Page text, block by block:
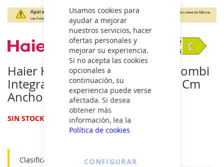
Usamos cookies para
ayudar a mejorar
nuestros servicios, hacer
ofertas personales y
mejorar su experiencia.
Si no acepta las cookies
opcionales a
continuación, su
experiencia puede verse
afectada. Si desea
obtener más
información, lea la
Política de cookies
CONFIGURAR
Haier HBW7719C - Frigorifico Combi
Integrable Nofrost C Alto 193,5 Cm
Ancho 69 Cm
SIN STOCK (0 reviews)
Clasificación energética: C
Saltar
la
de
imágenes